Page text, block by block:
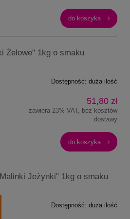
do koszyka
Żelowe" 1kg o smaku
Dostępność: duża ilość
51,80 zł
zawiera 23% VAT, bez kosztów
dostawy
do koszyka
Jeżynki" 1kg o smaku
Dostępność: duża ilość